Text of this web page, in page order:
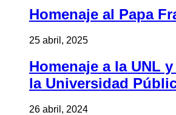
Homenaje al Papa
25 abril, 2025
Homenaje a la UNL
la Universidad
26 abril, 2024